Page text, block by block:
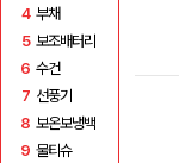
4 부채
5 보조배터리
6 수건
7 선풍기
8 보온보냉백
9 물티슈